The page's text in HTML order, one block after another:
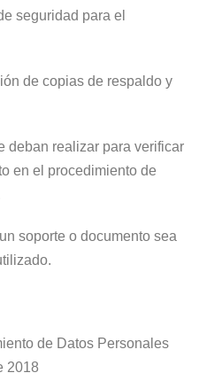
seguridad para el
de copias de respaldo y
deban realizar para verificar
en el procedimiento de
soporte o documento sea
de Datos Personales
2018